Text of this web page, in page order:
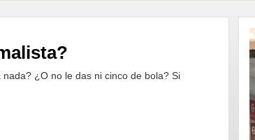
¿O no le das ni cinco de bola? Si